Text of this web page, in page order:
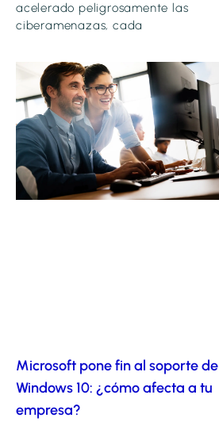
acelerado peligrosamente las
ciberamenazas, cada
Microsoft pone fin al soporte de
Windows 10: ¿cómo afecta a tu
empresa?